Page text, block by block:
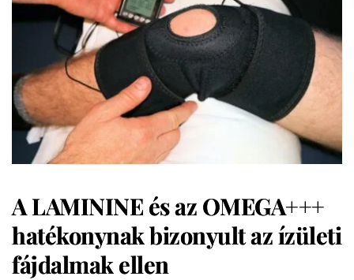
A LAMININE és az OMEGA+++
hatékonynak bizonyult az ízületi
fájdalmak ellen